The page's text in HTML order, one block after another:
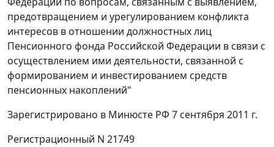
предотвращением и урегулированием конфликта
интересов в отношении должностных лиц
Пенсионного фонда Российской Федерации в связи с
осуществлением ими деятельности, связанной с
формированием и инвестированием средств
пенсионных накоплений"
Зарегистрировано в Минюсте РФ 7 сентября 2011 г.
Регистрационный N 21749